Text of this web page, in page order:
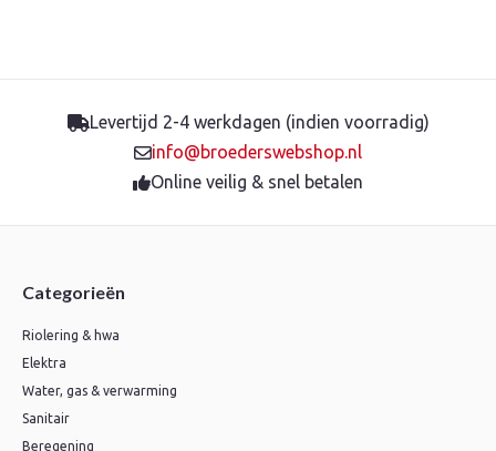
Levertijd 2-4 werkdagen (indien voorradig)
info@broederswebshop.nl
Online veilig & snel betalen
Categorieën
Riolering & hwa
Elektra
Water, gas & verwarming
Sanitair
Beregening